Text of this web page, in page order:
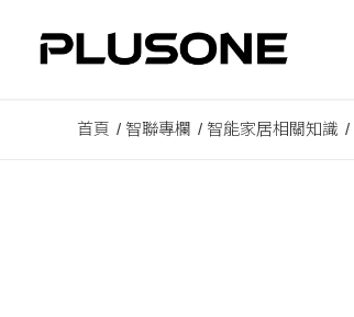
首頁 / 智聯專欄 / 智能家居相關知識 /